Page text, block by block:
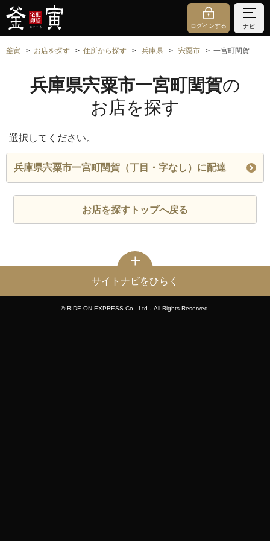
ログインする ナビ
釜寅 お店を探す 住所から探す 兵庫県 宍粟市 一宮町閏賀
兵庫県宍粟市一宮町閏賀の
お店を探す
選択してください。
兵庫県宍粟市一宮町閏賀（丁目・字なし）に配達
お店を探すトップへ戻る
サイトナビをひらく
© RIDE ON EXPRESS Co., Ltd．All Rights Reserved.